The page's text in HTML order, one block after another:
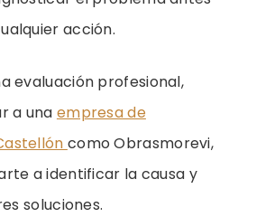
acción.
evaluación profesional,
a una empresa de
como Obrasmorevi,
a identificar la causa y
soluciones.